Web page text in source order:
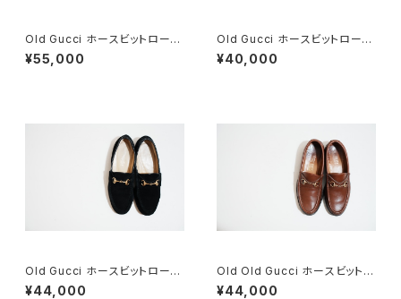
Old Gucci ホースビットローフ
ァー 36C Brown Suede
¥55,000
Old Gucci ホースビットローフ
ァー 4.5B ラバー BR
¥40,000
Old Gucci ホースビットローフ
ァー 6.5B スエードBK
¥44,000
Old Old Gucci ホースビットロ
ーファー 36C BRラバーソール
¥44,000